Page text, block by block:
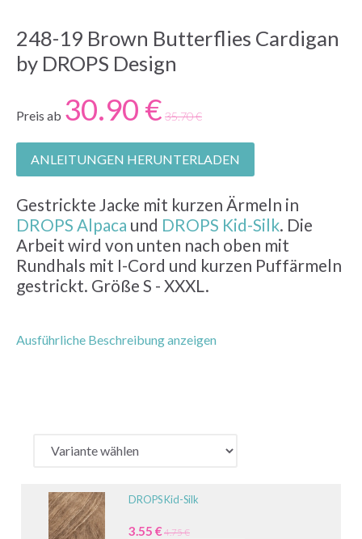
248-19 Brown Butterflies Cardigan
by DROPS Design
Preis ab 30.90 € 35.70 €
ANLEITUNGEN HERUNTERLADEN
Gestrickte Jacke mit kurzen Ärmeln in
DROPS Alpaca und DROPS Kid-Silk. Die
Arbeit wird von unten nach oben mit
Rundhals mit I-Cord und kurzen Puffärmeln
gestrickt. Größe S - XXXL.
Ausführliche Beschreibung anzeigen
DROPS Kid-Silk
3.55 €4.75 €